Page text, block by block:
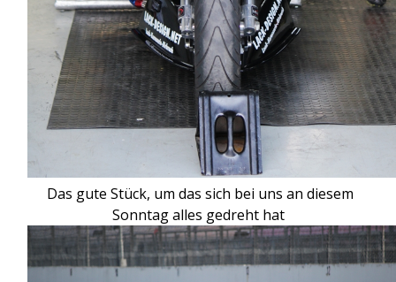
Das gute Stück, um das sich bei uns an diesem
Sonntag alles gedreht hat